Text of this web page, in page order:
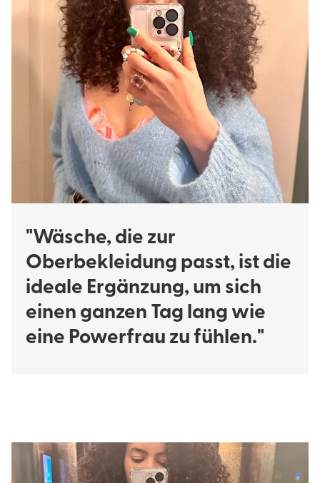
"Wäsche, die zur
Oberbekleidung passt, ist die
ideale Ergänzung, um sich
einen ganzen Tag lang wie
eine Powerfrau zu fühlen."